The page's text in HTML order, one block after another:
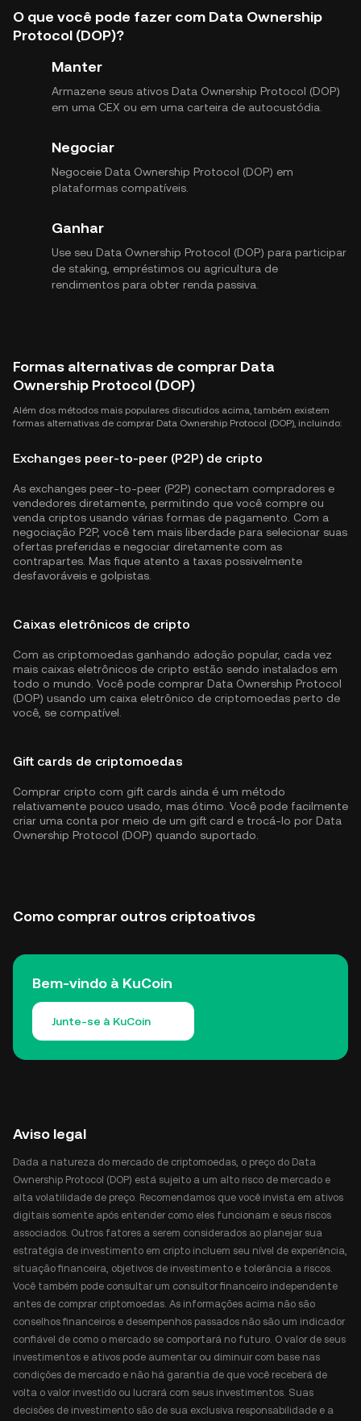
O que você pode fazer com Data Ownership
Protocol (DOP)?
Manter
Armazene seus ativos Data Ownership Protocol (DOP)
em uma CEX ou em uma carteira de autocustódia.
Negociar
Negoceie Data Ownership Protocol (DOP) em
plataformas compatíveis.
Ganhar
Use seu Data Ownership Protocol (DOP) para participar
de staking, empréstimos ou agricultura de
rendimentos para obter renda passiva.
Formas alternativas de comprar Data
Ownership Protocol (DOP)
Além dos métodos mais populares discutidos acima, também existem
formas alternativas de comprar Data Ownership Protocol (DOP), incluindo:
Exchanges peer-to-peer (P2P) de cripto
As exchanges peer-to-peer (P2P) conectam compradores e
vendedores diretamente, permitindo que você compre ou
venda criptos usando várias formas de pagamento. Com a
negociação P2P, você tem mais liberdade para selecionar suas
ofertas preferidas e negociar diretamente com as
contrapartes. Mas fique atento a taxas possivelmente
desfavoráveis e golpistas.
Caixas eletrônicos de cripto
Com as criptomoedas ganhando adoção popular, cada vez
mais caixas eletrônicos de cripto estão sendo instalados em
todo o mundo. Você pode comprar Data Ownership Protocol
(DOP) usando um caixa eletrônico de criptomoedas perto de
você, se compatível.
Gift cards de criptomoedas
Comprar cripto com gift cards ainda é um método
relativamente pouco usado, mas ótimo. Você pode facilmente
criar uma conta por meio de um gift card e trocá-lo por Data
Ownership Protocol (DOP) quando suportado.
Como comprar outros criptoativos
Bem-vindo à KuCoin
Junte-se à KuCoin
Aviso legal
Dada a natureza do mercado de criptomoedas, o preço do Data
Ownership Protocol (DOP) está sujeito a um alto risco de mercado e
alta volatilidade de preço. Recomendamos que você invista em ativos
digitais somente após entender como eles funcionam e seus riscos
associados. Outros fatores a serem considerados ao planejar sua
estratégia de investimento em cripto incluem seu nível de experiência,
situação financeira, objetivos de investimento e tolerância a riscos.
Você também pode consultar um consultor financeiro independente
antes de comprar criptomoedas. As informações acima não são
conselhos financeiros e desempenhos passados não são um indicador
confiável de como o mercado se comportará no futuro. O valor de seus
investimentos e ativos pode aumentar ou diminuir com base nas
condições de mercado e não há garantia de que você receberá de
volta o valor investido ou lucrará com seus investimentos. Suas
decisões de investimento são de sua exclusiva responsabilidade e a